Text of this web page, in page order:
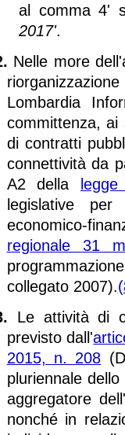
al comma 4'
2017'.
Nelle more
Lombardia
committenza,
di contratti
connettività da
A2 della
legislative
economico-
regionale 31
collegato 2007).
Le attività di
previsto dall'
2015, n. 208
pluriennale
aggregatore
nonché in